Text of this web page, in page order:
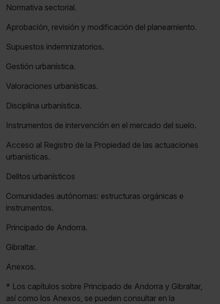
Normativa sectorial.
Aprobación, revisión y modificación del planeamiento.
Supuestos indemnizatorios.
Gestión urbanística.
Valoraciones urbanísticas.
Disciplina urbanística.
Instrumentos de intervención en el mercado del suelo.
Acceso al Registro de la Propiedad de las actuaciones
urbanísticas.
Delitos urbanísticos
Comunidades autónomas: estructuras orgánicas e
instrumentos.
Principado de Andorra.
Gibraltar.
Anexos.
* Los capítulos sobre Principado de Andorra y Gibraltar,
así como los Anexos, se pueden consultar en la